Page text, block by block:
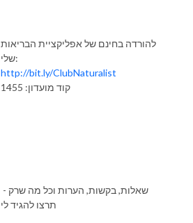
להורדה בחינם של אפליקציית הבריאות
שלי:
http://bit.ly/ClubNaturalist
קוד מועדון: 1455
- שאלות, בקשות, הערות וכל מה שרק
תרצו להגיד לי